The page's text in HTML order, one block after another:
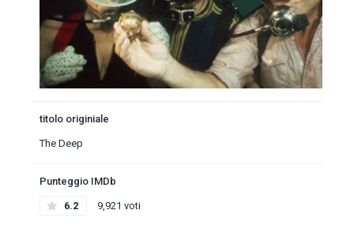
titolo originiale
The Deep
Punteggio IMDb
6.2 9,921 voti